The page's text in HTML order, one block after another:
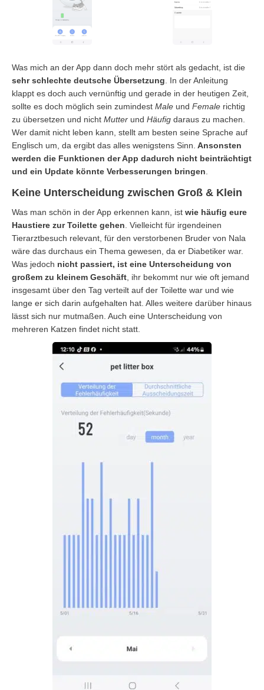
Was mich an der App dann doch mehr stört als gedacht, ist die
sehr schlechte deutsche Übersetzung . In der Anleitung
klappt es doch auch vernünftig und gerade in der heutigen Zeit,
sollte es doch möglich sein zumindest Male und Female richtig
zu übersetzen und nicht Mutter und Häufig daraus zu machen.
Wer damit nicht leben kann, stellt am besten seine Sprache auf
Englisch um, da ergibt das alles wenigstens Sinn. Ansonsten
werden die Funktionen der App dadurch nicht beinträchtigt
und ein Update könnte Verbesserungen bringen
Keine Unterscheidung zwischen Groß & Klein
Was man schön in der App erkennen kann, ist wie häufig eure
Haustiere zur Toilette gehen . Vielleicht für irgendeinen
Tierarztbesuch relevant, für den verstorbenen Bruder von Nala
wäre das durchaus ein Thema gewesen, da er Diabetiker war.
Was jedoch nicht passiert, ist eine Unterscheidung von
großem zu kleinem Geschäft , ihr bekommt nur wie oft jemand
insgesamt über den Tag verteilt auf der Toilette war und wie
lange er sich darin aufgehalten hat. Alles weitere darüber hinaus
lässt sich nur mutmaßen. Auch eine Unterscheidung von
mehreren Katzen findet nicht statt.